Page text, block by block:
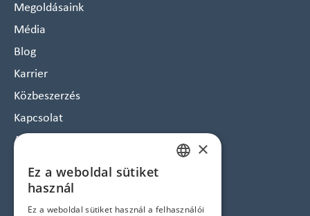
Megoldásaink
Média
Blog
Karrier
Közbeszerzés
Kapcsolat
Arculat
Jogi nyilatkozatok
Adatvédelem és Cookie tájékoztató
×
Ez a weboldal sütiket
használ
Ez a weboldal sütiket használ a felhasználói